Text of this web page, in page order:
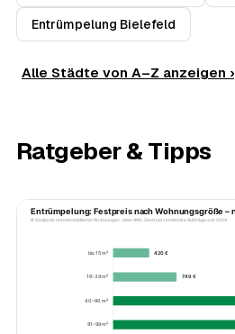
Entrümpelung Bielefeld
Alle Städte von A–Z anzeigen ›
Ratgeber & Tipps